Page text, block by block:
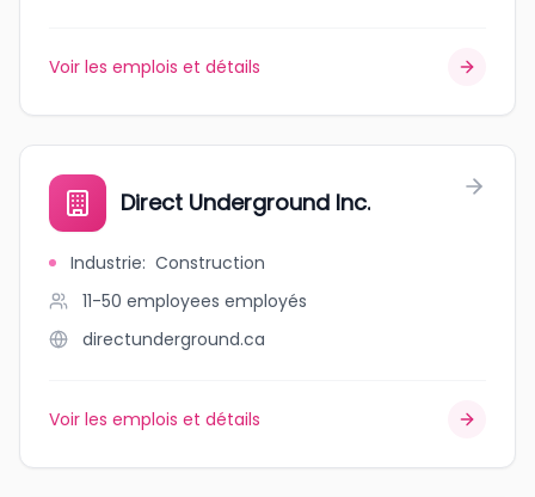
Voir les emplois et détails
Direct Underground Inc.
Industrie: Construction
11-50 employees employés
directunderground.ca
Voir les emplois et détails